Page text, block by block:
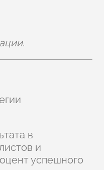
в
и
успешного